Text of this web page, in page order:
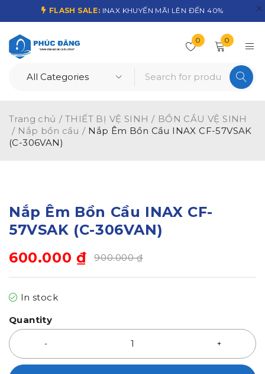
FLASH SALE: INAX KHUYẾN MÃI LÊN ĐẾN 40%
0 0
Trang chủ / THIẾT BỊ VỆ SINH / BỒN CẦU VỆ SINH
/ Nắp bồn cầu / Nắp Êm Bồn Cầu INAX CF-57VSAK
(C-306VAN)
Nắp Êm Bồn Cầu INAX CF-
57VSAK (C-306VAN)
900.000₫
600.000 ₫
In stock
Quantity